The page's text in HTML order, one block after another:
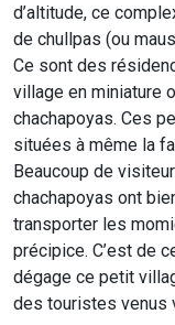
d’altitude, ce
de chullpas (ou
Ce sont des
village en miniature
chachapoyas. Ces
situées à même la
Beaucoup de
chachapoyas ont
transporter les
précipice. C’est de
dégage ce petit
des touristes venus